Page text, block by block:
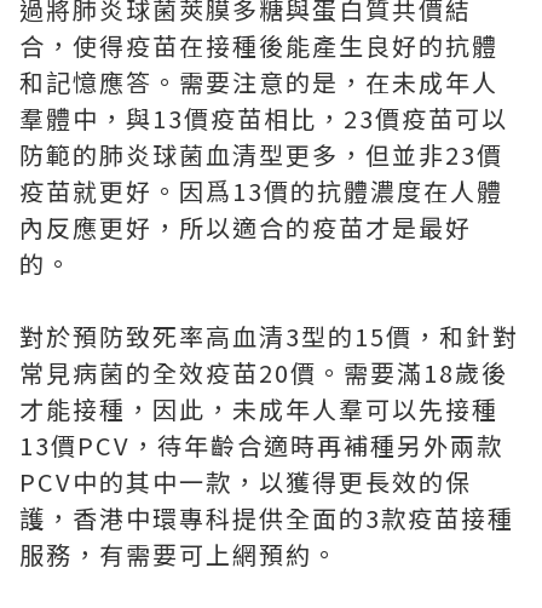
過將肺炎球菌莢膜多糖與蛋白質共價結
合，使得疫苗在接種後能產生良好的抗體
和記憶應答。需要注意的是，在未成年人
羣體中，與13價疫苗相比，23價疫苗可以
防範的肺炎球菌血清型更多，但並非23價
疫苗就更好。因爲13價的抗體濃度在人體
內反應更好，所以適合的疫苗才是最好
的。
對於預防致死率高血清3型的15價，和針對
常見病菌的全效疫苗20價。需要滿18歲後
才能接種，因此，未成年人羣可以先接種
13價PCV，待年齡合適時再補種另外兩款
PCV中的其中一款，以獲得更長效的保
護，香港中環專科提供全面的3款疫苗接種
服務，有需要可上網預約。